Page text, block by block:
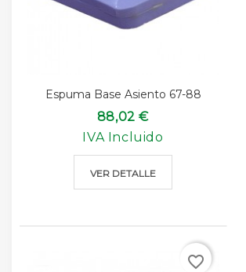
Espuma Base Asiento 67-88
88,02 €
IVA Incluido
VER DETALLE
favorite_border